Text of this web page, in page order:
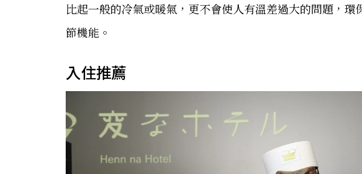
比起一般的冷氣或暖氣，更不會使人有溫差過大的問題，
節機能。
入住推薦